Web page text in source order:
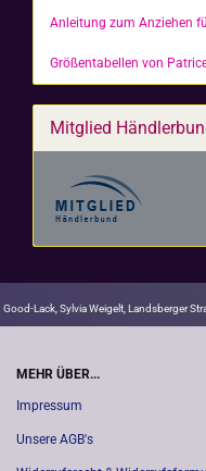
Anleitung zum Anziehen
Größentabellen von
Mitglied
Good-Lack, Sylvia Weigelt, Landsberger
MEHR ÜBER...
Impressum
Unsere AGB's